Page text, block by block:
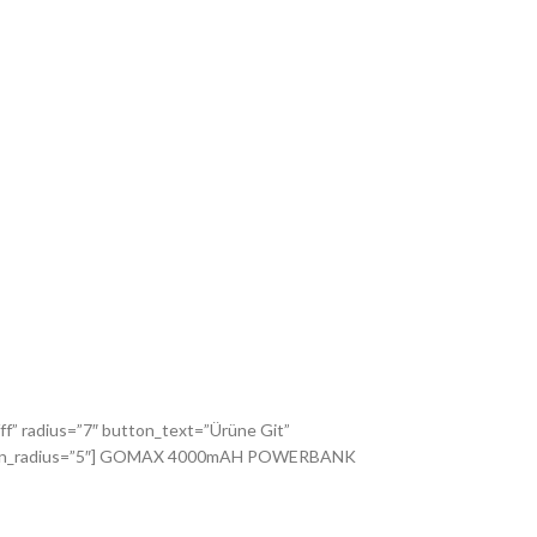
radius=”7″ button_text=”Ürüne Git”
GOMAX 4000mAH POWERBANK